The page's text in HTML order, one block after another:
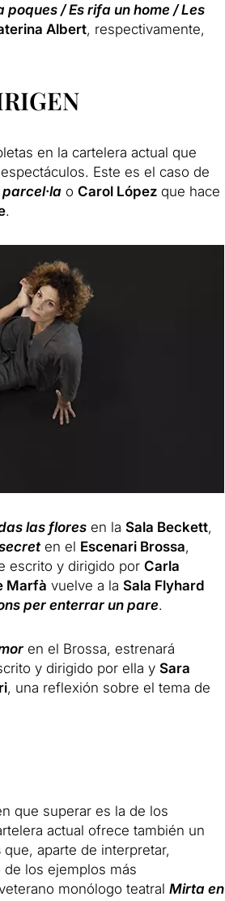
poques / Es rifa un home / Les
Albert, respectivamente,
en la cartelera actual que
Este es el caso de
o Carol Lópezque hace
.
las floresen la Sala Beckett,
en el Escenari Brossa,
escrito y dirigido por Carla
Marfà vuelve a la Sala Flyhard
per enterrar un pare.
en el Brossa, estrenará
y dirigido por ella y Sara
, una reflexión sobre el tema de
que superar es la de los
actual ofrece también un
que, aparte de interpretar,
los ejemplos más
monólogo teatral Mirta en